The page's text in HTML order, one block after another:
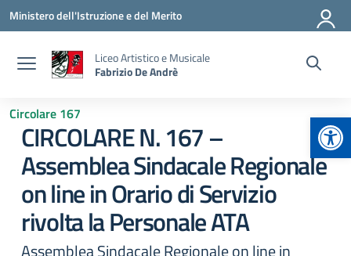
Vai ai contenuti
Vai al menu di navigazione
Vai al footer
Ministero dell'Istruzione e del Merito
Liceo Artistico e Musicale
Fabrizio De Andrè
Circolare 167
CIRCOLARE N. 167 –
Assemblea Sindacale Regionale
on line in Orario di Servizio
rivolta la Personale ATA
Assemblea Sindacale Regionale on line in